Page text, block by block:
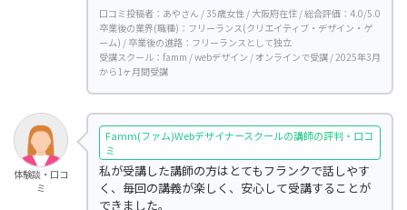
口コミ投稿者：あやさん / 35歳女性 / 大阪府在住 / 総合評価：4.0/5.0
卒業後の業界(職種)：フリーランス(クリエイティブ・デザイン・ゲ
ーム) / 卒業後の進路：フリーランスとして独立
受講スクール：famm / webデザイン / オンラインで受講 / 2025年3月
から1ヶ月間受講
体験談・口コ
ミ
Famm(ファム)Webデザイナースクールの講師の評判・口コ
ミ
私が受講した講師の方はとてもフランクで話しやす
く、毎回の講義が楽しく、安心して受講することが
できました。